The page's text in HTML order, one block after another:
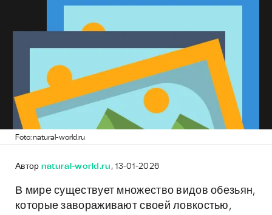
Foto: natural-world.ru
Автор natural-world.ru , 13-01-2026
В мире существует множество видов обезьян,
которые завораживают своей ловкостью,